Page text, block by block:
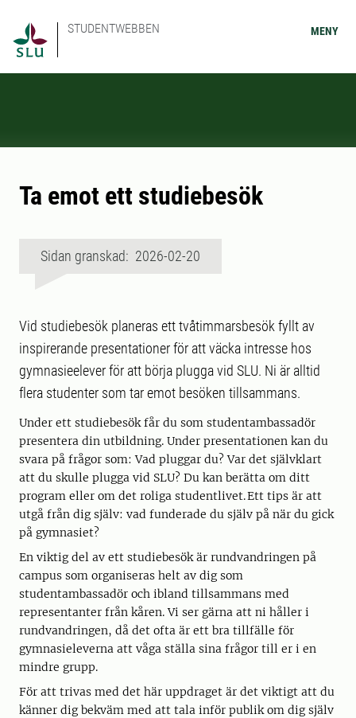
STUDENTWEBBEN MENY
Ta emot ett studiebesök
Sidan granskad: 2026-02-20
Vid studiebesök planeras ett tvåtimmarsbesök fyllt av
inspirerande presentationer för att väcka intresse hos
gymnasieelever för att börja plugga vid SLU. Ni är alltid
flera studenter som tar emot besöken tillsammans.
Under ett studiebesök får du som studentambassadör
presentera din utbildning. Under presentationen kan du
svara på frågor som: Vad pluggar du? Var det självklart
att du skulle plugga vid SLU? Du kan berätta om ditt
program eller om det roliga studentlivet. Ett tips är att
utgå från dig själv: vad funderade du själv på när du gick
på gymnasiet?
En viktig del av ett studiebesök är rundvandringen på
campus som organiseras helt av dig som
studentambassadör och ibland tillsammans med
representanter från kåren. Vi ser gärna att ni håller i
rundvandringen, då det ofta är ett bra tillfälle för
gymnasieleverna att våga ställa sina frågor till er i en
mindre grupp.
För att trivas med det här uppdraget är det viktigt att du
känner dig bekväm med att tala inför publik om dig själv